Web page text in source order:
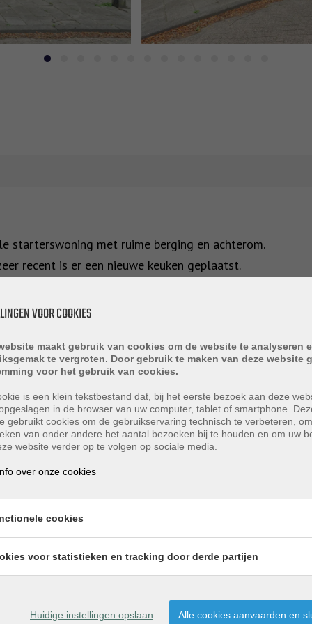
starterswoning met ruime berging en achterom.
recent is er een nieuwe keuken geplaatst.
en openslaande tuindeuren naar plaats.
pits gaskookplaat, afzuigkap, vaatwasser,
VOOR COOKIES
maakt gebruik van cookies om de website te analyseren
te vergroten. Door gebruik te maken van deze website
voor het gebruik van cookies.
is een klein tekstbestand dat, bij het eerste bezoek aan deze
in de browser van uw computer, tablet of smartphone.
gebruikt cookies om de gebruikservaring technisch te verbeteren, om
van onder andere het aantal bezoeken bij te houden en om uw
website verder op te volgen op sociale media.
over onze cookies
cookies
voor statistieken en tracking door derde partijen
Huidige instellingen opslaan Alle cookies aanvaarden en